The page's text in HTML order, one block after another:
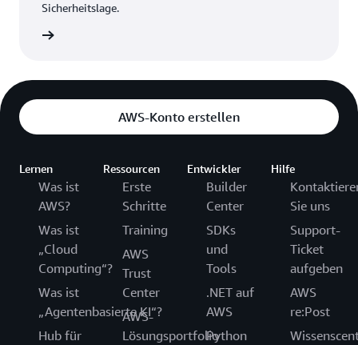
Sicherheitslage.
AWS-Konto erstellen
Lernen
Was ist
AWS?
Was ist
„Cloud
Computing“?
Was ist
„Agentenbasierte KI“?
Hub für
Ressourcen
Erste
Schritte
Training
AWS
Trust
Center
AWS-
Lösungsportfolio
Entwickler
Builder
Center
SDKs
und
Tools
.NET auf
AWS
Python
Hilfe
Sie uns
Support-
Ticket
aufgeben
AWS
re:Post